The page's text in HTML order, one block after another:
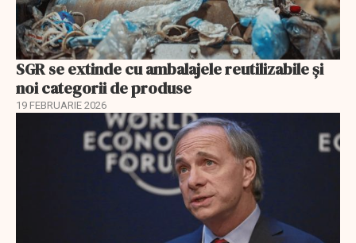
SGR se extinde cu ambalajele reutilizabile și
noi categorii de produse
19 FEBRUARIE 2026